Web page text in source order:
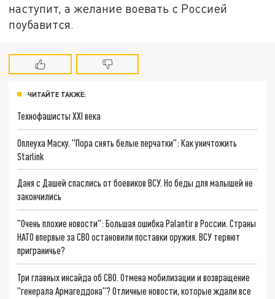
наступит, а желание воевать с Россией
поубавится.
ЧИТАЙТЕ ТАКЖЕ:
Технофашисты XXI века
Оплеуха Маску. "Пора снять белые перчатки": Как уничтожить
Starlink
Даня с Дашей спаслись от боевиков ВСУ. Но беды для малышей не
закончились
"Очень плохие новости": Большая ошибка Palantir в России. Страны
НАТО впервые за СВО остановили поставки оружия. ВСУ теряют
приграничье?
Три главных инсайда об СВО. Отмена мобилизации и возвращение
"генерала Армагеддона"? Отличные новости, которые ждали все